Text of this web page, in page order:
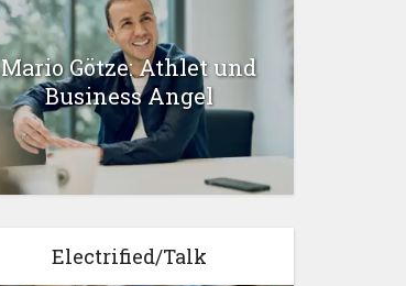
Mario Götze: Athlet und
Business Angel
Electrified/Talk